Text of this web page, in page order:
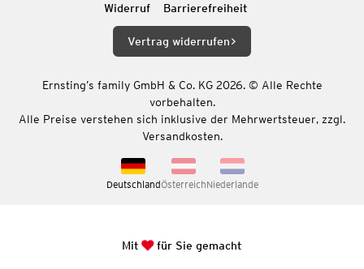
Widerruf
Barrierefreiheit
Vertrag widerrufen
Ernsting’s family GmbH & Co. KG 2026. © Alle Rechte
vorbehalten.
Alle Preise verstehen sich inklusive der Mehrwertsteuer, zzgl.
Versandkosten.
DeutschlandÖsterreichNiederlande
Mit für Sie gemacht